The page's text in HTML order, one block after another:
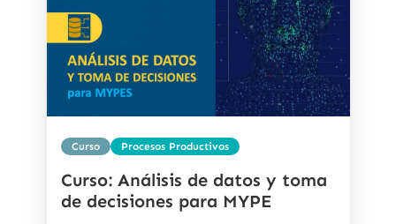
Curso Procesos Productivos
Curso: Análisis de datos y toma
de decisiones para MYPE